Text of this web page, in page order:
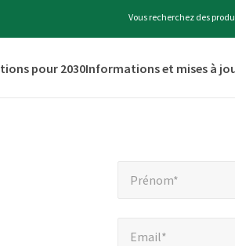
Vous recherchez des
pour 2030Informations et mises à
indique
Prénom*
Prénom*
Email*